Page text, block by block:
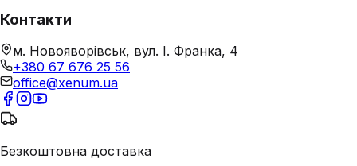
Контакти
м. Новояворівськ, вул. І. Франка, 4
+380 67 676 25 56
office@xenum.ua
Безкоштовна доставка